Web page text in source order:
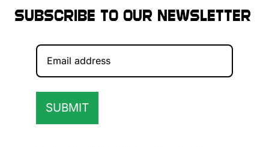
Subscribe to our newsletter
SUBMIT